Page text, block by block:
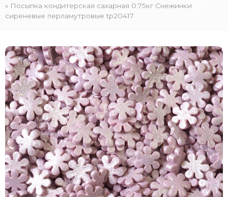
» Посыпка кондитерская сахарная 0.75кг Снежинки
сиреневые перламутровые tp20417